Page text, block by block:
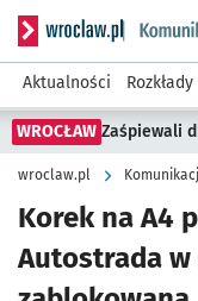
Serwis informacyjny
Aktualności Rozkłady
WROCŁAW Zaśpiewali
wroclaw.pl
Korek na A4
Autostrada